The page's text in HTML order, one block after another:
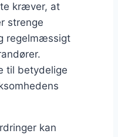
kræver, at
strenge
regelmæssigt
til betydelige
kan